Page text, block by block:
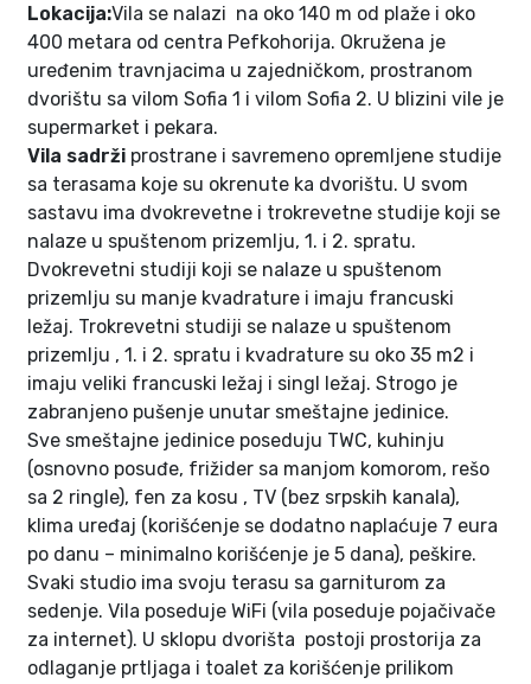
Lokacija:Vila se nalazi na oko 140 m od plaže i oko
400 metara od centra Pefkohorija. Okružena je
uređenim travnjacima u zajedničkom, prostranom
dvorištu sa vilom Sofia 1 i vilom Sofia 2. U blizini vile je
supermarket i pekara.
Vila sadrži prostrane i savremeno opremljene studije
sa terasama koje su okrenute ka dvorištu. U svom
sastavu ima dvokrevetne i trokrevetne studije koji se
nalaze u spuštenom prizemlju, 1. i 2. spratu.
Dvokrevetni studiji koji se nalaze u spuštenom
prizemlju su manje kvadrature i imaju francuski
ležaj. Trokrevetni studiji se nalaze u spuštenom
prizemlju , 1. i 2. spratu i kvadrature su oko 35 m2 i
imaju veliki francuski ležaj i singl ležaj. Strogo je
zabranjeno pušenje unutar smeštajne jedinice.
Sve smeštajne jedinice poseduju TWC, kuhinju
(osnovno posuđe, frižider sa manjom komorom, rešo
sa 2 ringle), fen za kosu , TV (bez srpskih kanala),
klima uređaj (korišćenje se dodatno naplaćuje 7 eura
po danu – minimalno korišćenje je 5 dana), peškire.
Svaki studio ima svoju terasu sa garniturom za
sedenje. Vila poseduje WiFi (vila poseduje pojačivače
za internet). U sklopu dvorišta postoji prostorija za
odlaganje prtljaga i toalet za korišćenje prilikom